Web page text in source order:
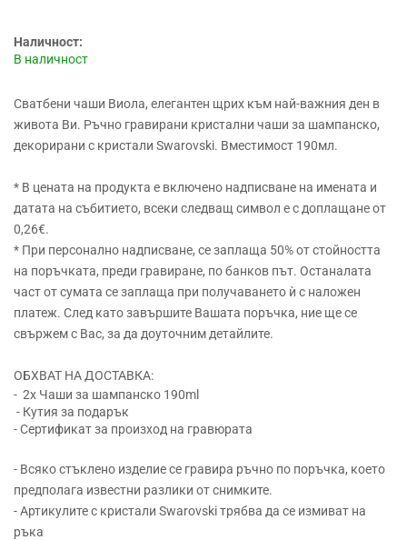
Наличност:
В наличност
Сватбени чаши Виола, елегантен щрих към най-важния ден в
живота Ви. Ръчно гравирани кристални чаши за шампанско,
декорирани с кристали Swarovski. Вместимост 190мл.
* В цената на продукта е включено надписване на имената и
датата на събитието, всеки следващ символ е с доплащане от
0,26€.
* При персонално надписване, се заплаща 50% от стойността
на поръчката, преди гравиране, по банков път. Останалата
част от сумата се заплаща при получаването ѝ с наложен
платеж. След като завършите Вашата поръчка, ние ще се
свържем с Вас, за да доуточним детайлите.
ОБХВАТ НА ДОСТАВКА:
- 2x Чаши за шампанско 190ml
- Кутия за подарък
- Сертификат за произход на гравюрата
- Всяко стъклено изделие се гравира ръчно по поръчка, което
предполага известни разлики от снимките.
- Артикулите с кристали Swarovski трябва да се измиват на
ръка